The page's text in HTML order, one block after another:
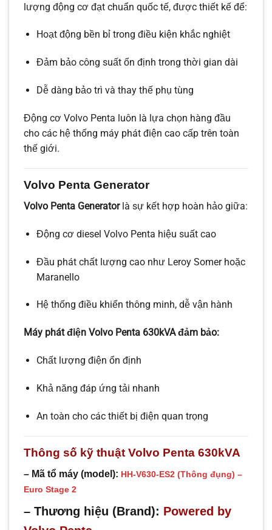
lượng động cơ đạt chuẩn quốc tế, được thiết kế để:
Hoạt động bền bỉ trong điều kiện khắc nghiệt
Đảm bảo công suất ổn định trong thời gian dài
Dễ dàng bảo trì và thay thế phụ tùng
Động cơ Volvo Penta luôn là lựa chọn hàng đầu
cho các hệ thống máy phát điện cao cấp trên toàn
thế giới.
Volvo Penta Generator
Volvo Penta Generatorlà sự kết hợp hoàn hảo giữa:
Động cơ diesel Volvo Penta hiệu suất cao
Đầu phát chất lượng cao như Leroy Somer hoặc
Maranello
Hệ thống điều khiển thông minh, dễ vận hành
Máy phát điện Volvo Penta 630kVA đảm bảo:
Chất lượng điện ổn định
Khả năng đáp ứng tải nhanh
An toàn cho các thiết bị điện quan trọng
Thông số kỹ thuật Volvo Penta 630kVA
– Mã tổ máy (model): HH-V630-ES2 (Thông đụng) –
Euro Stage 2
– Thương hiệu (Brand): Powered by